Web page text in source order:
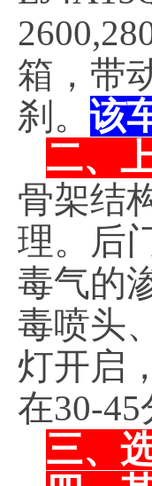
箱，带
刹。 该
二、
骨架结
理。后
毒气的
毒喷头
灯开启
在30-
三、